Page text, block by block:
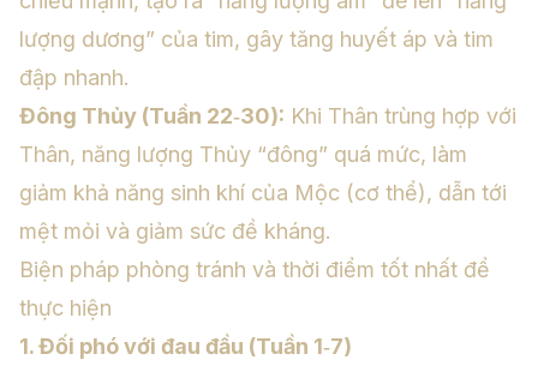
lượng dương” của tim, gây tăng huyết áp và tim
đập nhanh.
Đông Thủy (Tuần 22‑30): Khi Thân trùng hợp với
Thân, năng lượng Thủy “đông” quá mức, làm
giảm khả năng sinh khí của Mộc (cơ thể), dẫn tới
mệt mỏi và giảm sức đề kháng.
Biện pháp phòng tránh và thời điểm tốt nhất để
thực hiện
1. Đối phó với đau đầu (Tuần 1‑7)